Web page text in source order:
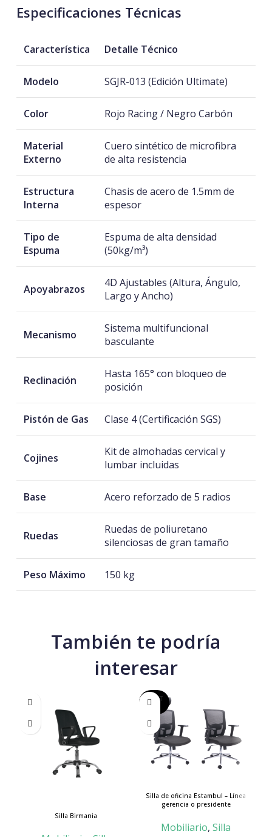
Especificaciones Técnicas
Característica Detalle Técnico
Modelo SGJR-013 (Edición Ultimate)
Color Rojo Racing / Negro Carbón
Material
Externo
Cuero sintético de microfibra
de alta resistencia
Estructura
Interna
Chasis de acero de 1.5mm de
espesor
Tipo de
Espuma
Espuma de alta densidad
(50kg/m³)
Apoyabrazos
4D Ajustables (Altura, Ángulo,
Largo y Ancho)
Mecanismo
Sistema multifuncional
basculante
Reclinación
Hasta 165° con bloqueo de
posición
Pistón de Gas Clase 4 (Certificación SGS)
Cojines
Kit de almohadas cervical y
lumbar incluidas
Base Acero reforzado de 5 radios
Ruedas
Ruedas de poliuretano
silenciosas de gran tamaño
Peso Máximo 150 kg
También te podría
interesar
Silla Birmania
AGOT
ADO
Silla de oficina Estambul – Línea
gerencia o presidente
Mobiliario,Silla